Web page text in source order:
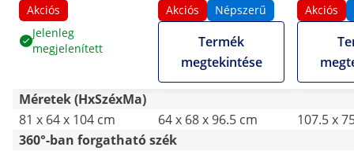
ülésmagasság: 49–63
cm - 150 kg - bézs
Akciós
Jelenleg
megjelenített
Akciós Népszerű
Termék
megtekintése
Fekete
Akciós
Méretek (HxSzéxMa)
81 x 64 x 104 cm
64 x 68 x 96.5 cm
107.5 x
360°-ban forgatható szék